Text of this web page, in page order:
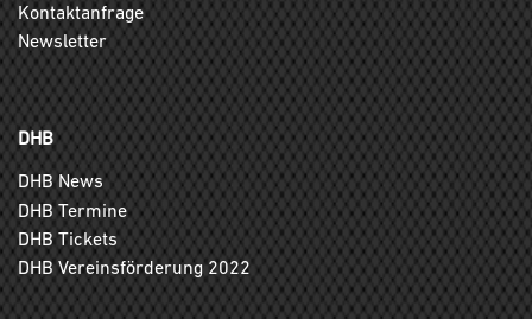
Kontaktanfrage
Newsletter
DHB
DHB News
DHB Termine
DHB Tickets
DHB Vereinsförderung 2022